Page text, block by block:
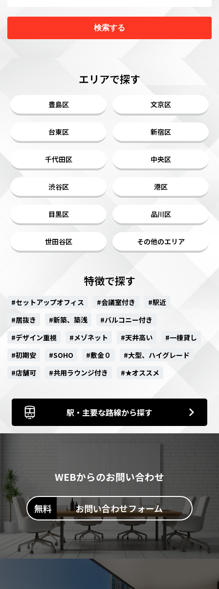
検索する
エリアで探す
豊島区 文京区
台東区 新宿区
千代田区 中央区
渋谷区 港区
目黒区 品川区
世田谷区 その他のエリア
特徴で探す
#セットアップオフィス #会議室付き
#駅近
#居抜き
#新築、築浅
#バルコニー付き
#デザイン重視
#メゾネット #天井高い
#一棟貸し
#初期安
#SOHO #敷金０
#大型、ハイグレード
#店舗可
#共用ラウンジ付き #★オススメ
駅・主要な路線から探す
WEBからのお問い合わせ
お問い合わせフォーム